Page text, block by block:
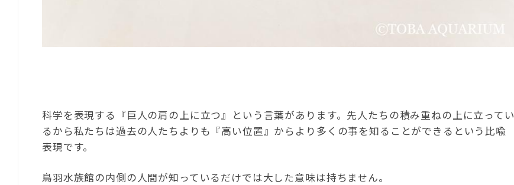
科学を表現する『巨人の肩の上に立つ』という言葉があります。先人たちの積み重ねの上に立ってい
るから私たちは過去の人たちよりも『高い位置』からより多くの事を知ることができるという比喩
表現です。
鳥羽水族館の内側の人間が知っているだけでは大した意味は持ちません。